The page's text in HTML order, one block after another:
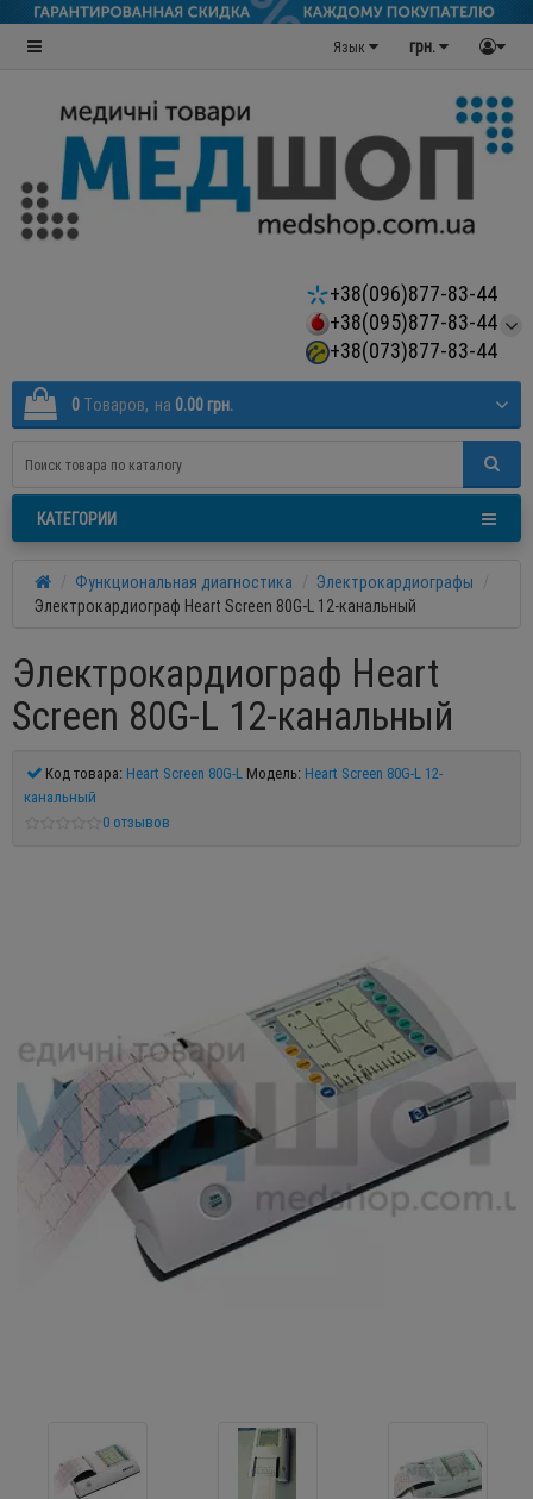
грн.
Язык
+38(096)877-83-44
+38(095)877-83-44
+38(073)877-83-44
0 Tоваров, на 0.00 грн.
КАТЕГОРИИ
Функциональная диагностика
Электрокардиографы
Электрокардиограф Heart Screen 80G-L 12-канальный
Электрокардиограф Heart
Screen 80G-L 12-канальный
Код товара: Heart Screen 80G-L Модель: Heart Screen 80G-L 12-
канальный
0 отзывов